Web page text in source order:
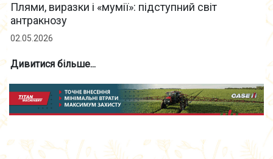
Плями, виразки і «мумії»: підступний світ
антракнозу
02.05.2026
Дивитися більше...